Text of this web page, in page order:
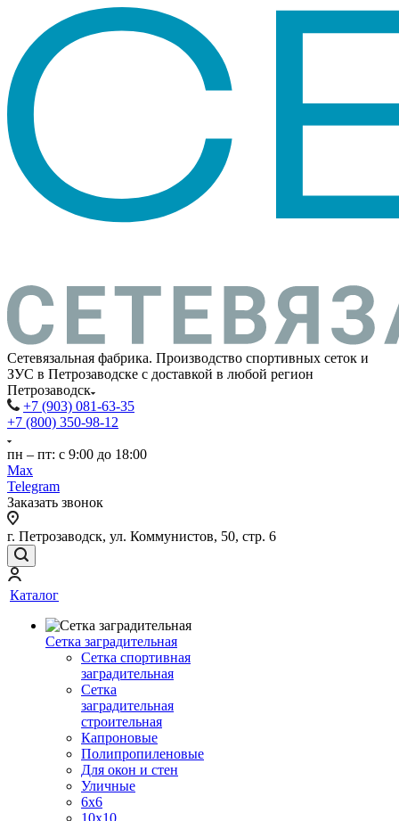
Сетевязальная фабрика. Производство спортивных сеток и
ЗУС в Петрозаводске с доставкой в любой регион
Петрозаводск
+7 (903) 081-63-35
+7 (800) 350-98-12
пн – пт: с 9:00 до 18:00
Max
Telegram
Заказать звонок
г. Петрозаводск, ул. Коммунистов, 50, стр. 6
Каталог
Сетка заградительная
Сетка спортивная
заградительная
Сетка
заградительная
строительная
Капроновые
Полипропиленовые
Для окон и стен
Уличные
6х6
10х10